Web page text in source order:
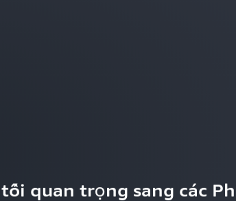
quan trọng sang các